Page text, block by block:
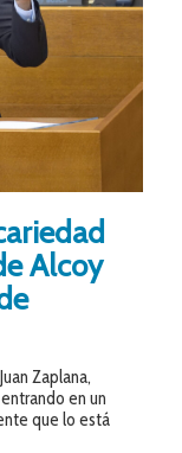
Alcoy
Zaplana,
en un
que lo está